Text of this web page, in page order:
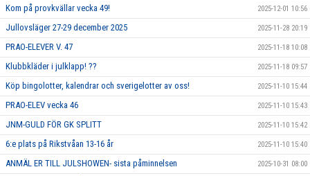
Kom på provkvällar vecka 49! 2025-12-01 10:56
Jullovsläger 27-29 december 2025 2025-11-28 20:19
PRAO-ELEVER V. 47 2025-11-18 10:08
Klubbkläder i julklapp! ?? 2025-11-18 09:57
Köp bingolotter, kalendrar och sverigelotter av oss! 2025-11-10 15:44
PRAO-ELEV vecka 46 2025-11-10 15:43
JNM-GULD FÖR GK SPLITT 2025-11-10 15:42
6:e plats på Rikstvåan 13-16 år 2025-11-10 15:40
ANMÄL ER TILL JULSHOWEN- sista påminnelsen 2025-10-31 08:00